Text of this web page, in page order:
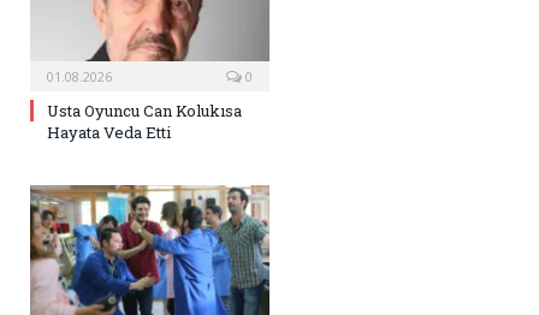
01.08.2026 0
Usta Oyuncu Can Kolukısa
Hayata Veda Etti